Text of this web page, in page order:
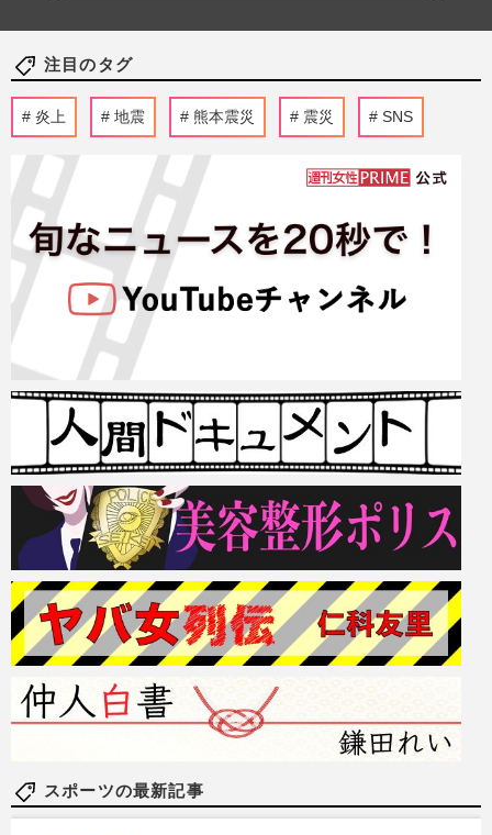
注目のタグ
炎上 地震 熊本震災 震災 SNS
スポーツの最新記事